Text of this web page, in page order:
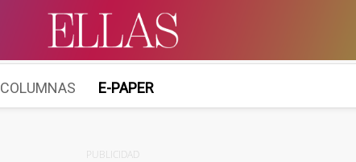
COLUMNAS E-PAPER
PUBLICIDAD